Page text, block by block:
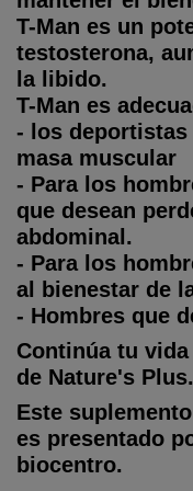
T-Man es un
testosterona,
la libido.
T-Man es
- los
masa muscular
- Para los
que desean
abdominal.
- Para los
al bienestar de
- Hombres que
Continúa tu
de Nature's Plus.
Este
es presentado
biocentro.